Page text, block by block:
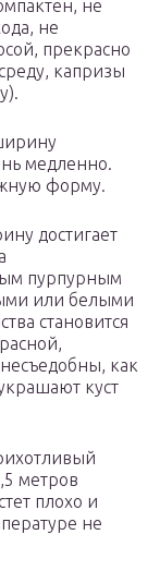
не
не
прекрасно
капризы
медленно.
форму.
достигает
пурпурным
или белыми
становится
как
куст
метров
плохо и
не